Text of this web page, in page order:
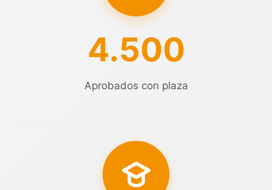
4.500
Aprobados con plaza